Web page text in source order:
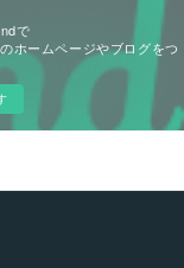
で
ホームページやブログをつ